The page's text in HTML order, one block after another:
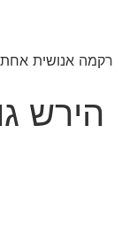
רקמה אנושית
הירש